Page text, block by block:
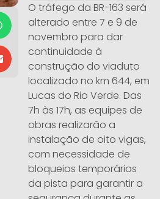
O tráfego da BR-163 será
alterado entre 7 e 9 de
novembro para dar
continuidade à
construção do viaduto
localizado no km 644, em
Lucas do Rio Verde. Das
7h às 17h, as equipes de
obras realizarão a
instalação de oito vigas,
com necessidade de
bloqueios temporários
da pista para garantir a